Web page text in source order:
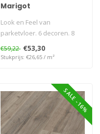
Marigot
Look en Feel van
parketvloer. 6 decoren. 8
€59,22 €53,30
Stukprijs: €26,65 / m²
SALE -16%